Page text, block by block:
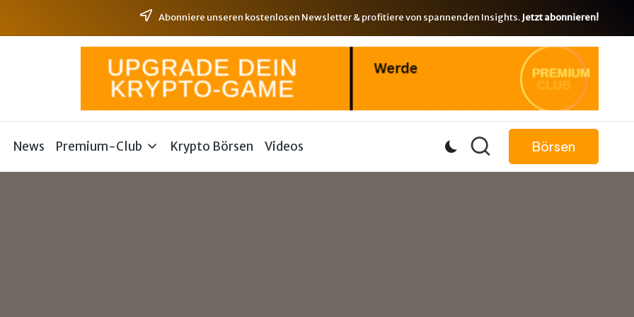
Abonniere unseren kostenlosen Newsletter & profitiere von spannenden Insights.Jetzt abonnieren!
News Premium-Club Krypto Börsen Videos Börsen